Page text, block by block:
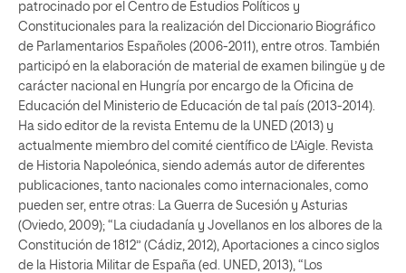
patrocinado por el Centro de Estudios Políticos y
Constitucionales para la realización del Diccionario Biográfico
de Parlamentarios Españoles (2006-2011), entre otros. También
participó en la elaboración de material de examen bilingüe y de
carácter nacional en Hungría por encargo de la Oficina de
Educación del Ministerio de Educación de tal país (2013-2014).
Ha sido editor de la revista Entemu de la UNED (2013) y
actualmente miembro del comité científico de L’Aigle. Revista
de Historia Napoleónica, siendo además autor de diferentes
publicaciones, tanto nacionales como internacionales, como
pueden ser, entre otras: La Guerra de Sucesión y Asturias
(Oviedo, 2009); “La ciudadanía y Jovellanos en los albores de la
Constitución de 1812” (Cádiz, 2012), Aportaciones a cinco siglos
de la Historia Militar de España (ed. UNED, 2013), “Los